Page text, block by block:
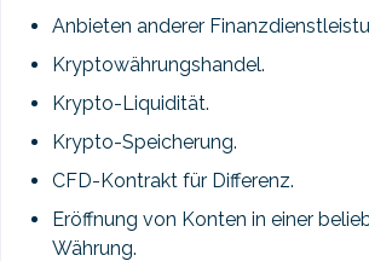
Anbieten anderer
Kryptowährungshandel.
Krypto-Liquidität.
Krypto-Speicherung.
CFD-Kontrakt für Differenz.
Eröffnung von Konten in einer
Währung.